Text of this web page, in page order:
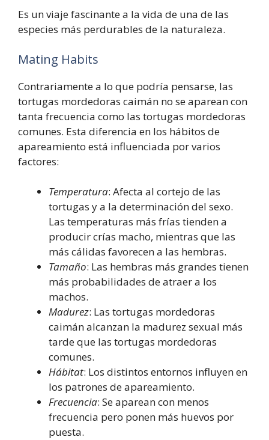
Es un viaje fascinante a la vida de una de las
especies más perdurables de la naturaleza.
Mating Habits
Contrariamente a lo que podría pensarse, las
tortugas mordedoras caimán no se aparean con
tanta frecuencia como las tortugas mordedoras
comunes. Esta diferencia en los hábitos de
apareamiento está influenciada por varios
factores:
Temperatura: Afecta al cortejo de las
tortugas y a la determinación del sexo.
Las temperaturas más frías tienden a
producir crías macho, mientras que las
más cálidas favorecen a las hembras.
Tamaño: Las hembras más grandes tienen
más probabilidades de atraer a los
machos.
Madurez: Las tortugas mordedoras
caimán alcanzan la madurez sexual más
tarde que las tortugas mordedoras
comunes.
Hábitat: Los distintos entornos influyen en
los patrones de apareamiento.
Frecuencia: Se aparean con menos
frecuencia pero ponen más huevos por
puesta.